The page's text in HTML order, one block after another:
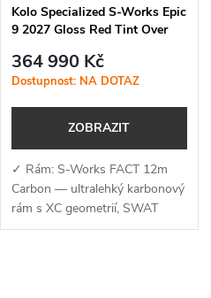
Kolo Specialized S-Works Epic
9 2027 Gloss Red Tint Over
364 990 Kč
Dostupnost: NA DOTAZ
ZOBRAZIT
✓ Rám: S-Works FACT 12m
Carbon — ultralehký karbonový
rám s XC geometrií, SWAT
BOX 2.0 a optimalizací pro